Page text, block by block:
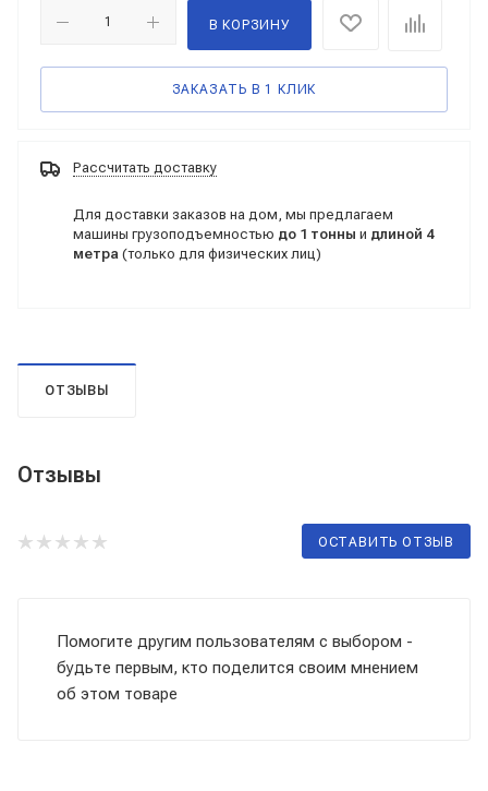
В КОРЗИНУ
ЗАКАЗАТЬ В 1 КЛИК
Рассчитать доставку
Для доставки заказов на дом, мы предлагаем
машины грузоподъемностью до 1 тонны и длиной 4
метра (только для физических лиц)
ОТЗЫВЫ
Отзывы
ОСТАВИТЬ ОТЗЫВ
Помогите другим пользователям с выбором -
будьте первым, кто поделится своим мнением
об этом товаре